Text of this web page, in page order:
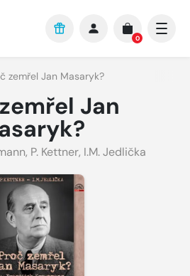
0
zemřel Jan Masaryk?
Jan
, P. Kettner, I.M. Jedlička